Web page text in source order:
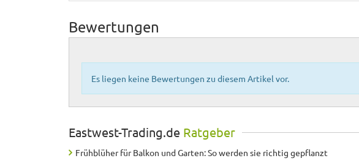
Bewertungen
Es liegen keine Bewertungen zu diesem Artikel vor.
Eastwest-Trading.de Ratgeber
Frühblüher für Balkon und Garten: So werden sie richtig gepflanzt